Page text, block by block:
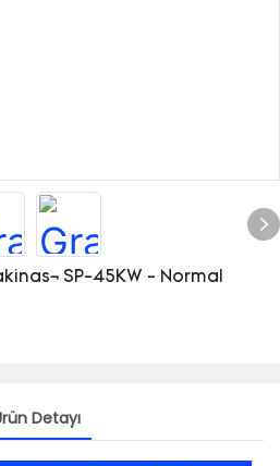
SP-45KW - Normal
Detayı